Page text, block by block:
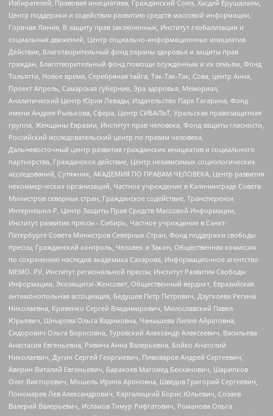
Избирателей, Правовая инициатива, Гражданский Союз, Хасдей Ерушалаим,
Центр поддержки и содействия развитию средств массовой информации,
Горячая Линия, В защиту прав заключенных, Институт глобализации и
социальных движений, Центр социально-информационных инициатив
Действие, Благотворительный фонд охраны здоровья и защиты прав
граждан, Благотворительный фонд помощи осужденным и их семьям, Фонд
Тольятти, Новое время, Серебряная тайга, Так-Так-Так, Сова, центр Анна,
Проект Апрель, Самарская губерния, Эра здоровья, Мемориал,
Аналитический Центр Юрия Левады, Издательство Парк Гагарина, Фонд
имени Андрея Рылькова, Сфера, Центр СИБАЛЬТ, Уральская правозащитная
группа, Женщины Евразии, Институт прав человека, Фонд защиты гласности,
Российский исследовательский центр по правам человека,
Дальневосточный центр развития гражданских инициатив и социального
партнерства, Гражданское действие, Центр независимых социологических
исследований, Сутяжник, АКАДЕМИЯ ПО ПРАВАМ ЧЕЛОВЕКА, Центр развития
некоммерческих организаций, Частное учреждение в Калининграде Совета
Министров северных стран, Гражданское содействие, Трансперенси
Интернешнл-Р, Центр Защиты Прав Средств Массовой Информации,
Институт развития прессы - Сибирь, Частное учреждение в Санкт-
Петербурге Совета Министров Северных Стран, Фонд поддержки свободы
прессы, Гражданский контроль, Человек и Закон, Общественная комиссия
по сохранению наследия академика Сахарова, Информационное агентство
МЕМО. РУ, Институт региональной прессы, Институт Развития Свободы
Информации, Экозащита!-Женсовет, Общественный вердикт, Евразийская
антимонопольная ассоциация, Бедушев Петр Петрович, Дзугкоева Регина
Николаевна, Кривенко Сергей Владимирович, Милославский Павел
Юрьевич, Шнырова Ольга Вадимовна, Чанышева Лилия Айратовна,
Сидорович Ольга Борисовна, Туровский Александр Алексеевич, Васильева
Анастасия Евгеньевна, Ривина Анна Валерьевна, Бойко Анатолий
Николаевич, Дугин Сергей Георгиевич, Пивоваров Андрей Сергеевич,
Аверин Виталий Евгеньевич, Барахоев Магомед Бекханович, Шарипков
Олег Викторович, Мошель Ирина Ароновна, Шведов Григорий Сергеевич,
Пономарев Лев Александрович, Каргалицкий Борис Юльевич, Созаев
Валерий Валерьевич, Исламов Тимур Рифгатович, Романова Ольга